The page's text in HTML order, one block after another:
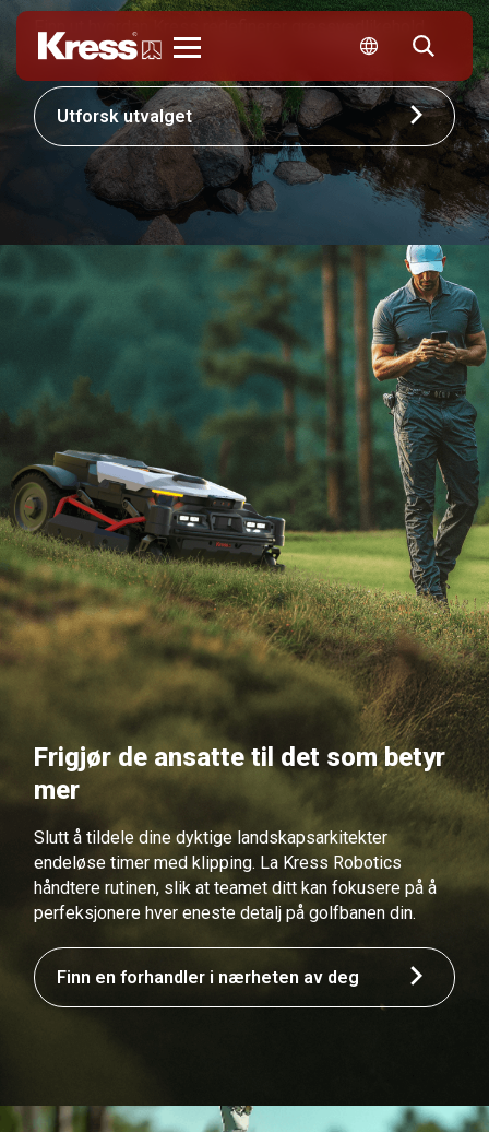
Finn ut hvordan Kress redefinerer gressvedlikehold
over hele verden.
Utforsk utvalget
Frigjør de ansatte til det som betyr
mer
Slutt å tildele dine dyktige landskapsarkitekter
endeløse timer med klipping. La Kress Robotics
håndtere rutinen, slik at teamet ditt kan fokusere på å
perfeksjonere hver eneste detalj på golfbanen din.
Finn en forhandler i nærheten av deg